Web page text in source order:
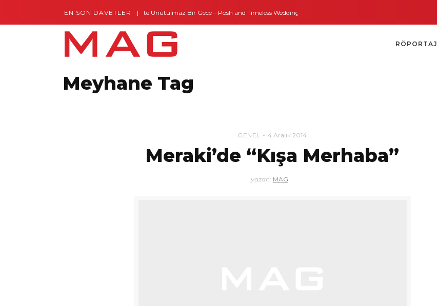
EN SON DAVETLERGaziantep’te Unutulmaz Bir Gece – Posh and Timeless Weddings
RÖPORTAJ
Meyhane Tag
GENEL 4 Aralık 2014
Meraki’de “Kışa Merhaba”
yazan: MAG